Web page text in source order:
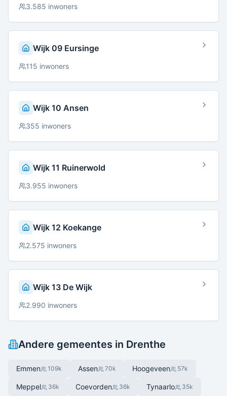
3.585 inwoners
Wijk 09 Eursinge
115 inwoners
Wijk 10 Ansen
355 inwoners
Wijk 11 Ruinerwold
3.955 inwoners
Wijk 12 Koekange
2.575 inwoners
Wijk 13 De Wijk
2.990 inwoners
Andere gemeentes in Drenthe
Emmen 109k Assen 70k Hoogeveen 57k
Meppel 36k Coevorden 36k Tynaarlo 35k